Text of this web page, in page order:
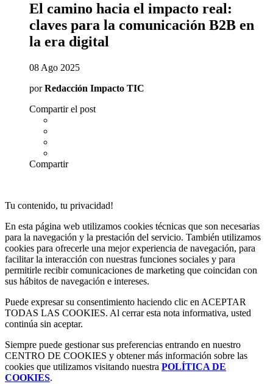
El camino hacia el impacto real:
claves para la comunicación B2B en
la era digital
08 Ago 2025
porRedacción Impacto TIC
Compartir el post
Compartir
Tu contenido, tu privacidad!
En esta página web utilizamos cookies técnicas que son necesarias
para la navegación y la prestación del servicio. También utilizamos
cookies para ofrecerle una mejor experiencia de navegación, para
facilitar la interacción con nuestras funciones sociales y para
permitirle recibir comunicaciones de marketing que coincidan con
sus hábitos de navegación e intereses.
Puede expresar su consentimiento haciendo clic en ACEPTAR
TODAS LAS COOKIES. Al cerrar esta nota informativa, usted
continúa sin aceptar.
Siempre puede gestionar sus preferencias entrando en nuestro
CENTRO DE COOKIES y obtener más información sobre las
cookies que utilizamos visitando nuestra POLÍTICA DE
COOKIES.